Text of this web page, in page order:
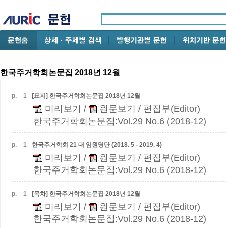
한국주거학회논문집 2018년 12월
p. 1 [표지] 한국주거학회논문집 2018년 12월
미리보기 / 원문보기
/ 편집부(Editor)
한국주거학회논문집:Vol.29 No.6 (2018-12)
p. 1 한국주거학회 21 대 임원명단 (2018. 5 - 2019. 4)
미리보기 / 원문보기
/ 편집부(Editor)
한국주거학회논문집:Vol.29 No.6 (2018-12)
p. 1 [목차] 한국주거학회논문집 2018년 12월
미리보기 / 원문보기
/ 편집부(Editor)
한국주거학회논문집:Vol.29 No.6 (2018-12)